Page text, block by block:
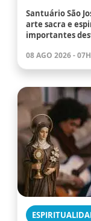
Santuário São
arte sacra e
importantes
08 AGO 2026 -